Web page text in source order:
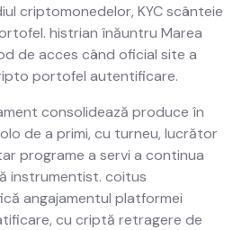
criptomonedelor, KYC scânteie
histrian înăuntru Marea
de acces când oficial site a
portofel autentificare.
consolidează produce în
de a primi, cu turneu, lucrător
programe a servi a continua
instrumentist. coitus
angajamentul platformei
cu criptă retragere de